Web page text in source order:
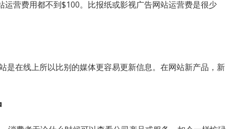
营费用都不到$100。比报纸或影视广告网站运营费是很少
是在线上所以比别的媒体更容易更新信息。在网站新产品，新